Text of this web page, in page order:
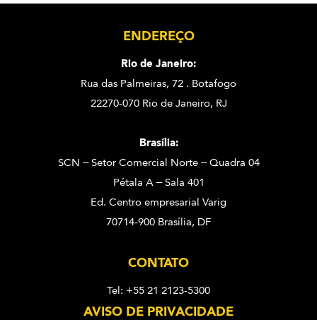
ENDEREÇO
Rio de Janeiro:
Rua das Palmeiras, 72 . Botafogo
22270-070 Rio de Janeiro, RJ
Brasília:
SCN – Setor Comercial Norte – Quadra 04
Pétala A – Sala 401
Ed. Centro empresarial Varig
70714-900 Brasília, DF
CONTATO
Tel: +55 21 2123-5300
AVISO DE PRIVACIDADE